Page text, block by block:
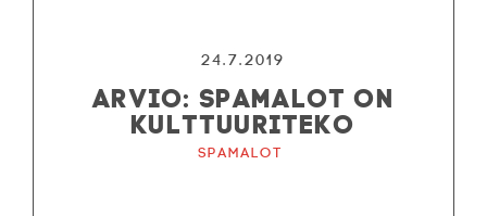
24.7.2019
ARVIO: SPAMALOT ON
KULTTUURITEKO
Spamalot